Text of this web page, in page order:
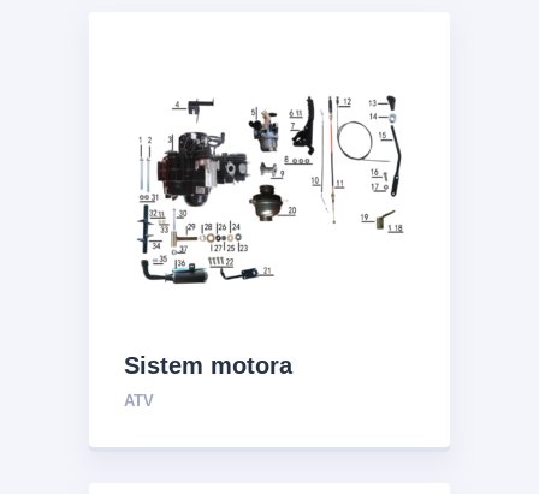
Sistem motora
ATV